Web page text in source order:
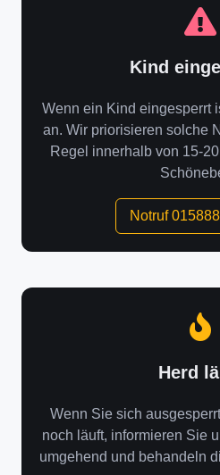
Kind
Wenn ein Kind eingesperrt
an. Wir priorisieren solche
Regel innerhalb von 15-
Notruf
Herd
Wenn Sie sich
noch läuft, informieren Sie
umgehend und behandeln